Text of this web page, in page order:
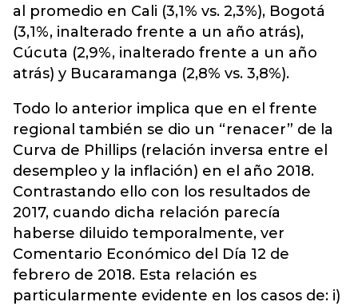
al promedio en Cali (3,1% vs. 2,3%), Bogotá
(3,1%, inalterado frente a un año atrás),
Cúcuta (2,9%, inalterado frente a un año
atrás) y Bucaramanga (2,8% vs. 3,8%).
Todo lo anterior implica que en el frente
regional también se dio un “renacer” de la
Curva de Phillips (relación inversa entre el
desempleo y la inflación) en el año 2018.
Contrastando ello con los resultados de
2017, cuando dicha relación parecía
haberse diluido temporalmente, ver
Comentario Económico del Día 12 de
febrero de 2018. Esta relación es
particularmente evidente en los casos de: i)